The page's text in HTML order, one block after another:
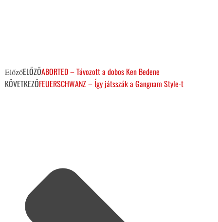
ElőzőELŐZŐABORTED – Távozott a dobos Ken Bedene
KÖVETKEZŐFEUERSCHWANZ – Így játsszák a Gangnam Style-t